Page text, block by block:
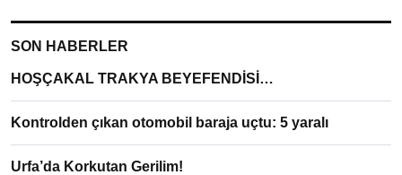
SON HABERLER
HOŞÇAKAL TRAKYA BEYEFENDİSİ…
Kontrolden çıkan otomobil baraja uçtu: 5 yaralı
Urfa’da Korkutan Gerilim!